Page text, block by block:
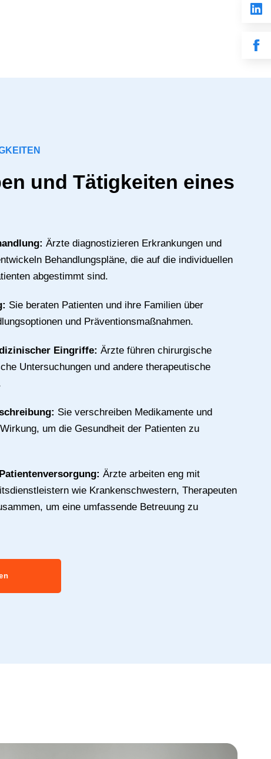
und Tätigkeiten eines
Ärzte diagnostizieren Erkrankungen und
Behandlungspläne, die auf die individuellen
abgestimmt sind.
Sie beraten Patienten und ihre Familien über
und Präventionsmaßnahmen.
Eingriffe: Ärzte führen chirurgische
Untersuchungen und andere therapeutische
Sie verschreiben Medikamente und
um die Gesundheit der Patienten zu
Ärzte arbeiten eng mit
wie Krankenschwestern, Therapeuten
um eine umfassende Betreuung zu